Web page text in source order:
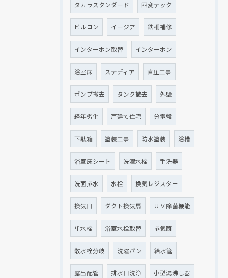
タカラスタンダード 四変テック
ビルコン イージア 鉄柵補修
インターホン取替 インターホン
浴室床 ステディア 直圧工事
ポンプ撤去 タンク撤去 外壁
経年劣化 戸建て住宅 分電盤
下駄箱 塗装工事 防水塗装 浴槽
浴室床シート 洗濯水栓 手洗器
洗面排水 水栓 換気レジスター
換気口 ダクト換気扇 ＵＶ除菌機能
単水栓 浴室水栓取替 排気筒
散水栓分岐 洗濯パン 給水管
露出配管 排水口洗浄 小型湯沸し器